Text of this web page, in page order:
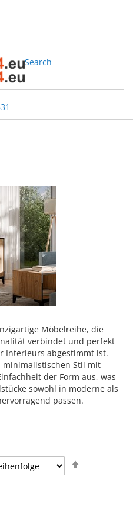
Search
Möbelreihe, die
verbindet und perfekt
Interieurs abgestimmt ist.
minimalistischen Stil mit
der Form aus, was
sowohl in moderne als
passen.
die die
schwarze Streifen an den
betonen den modernen
eines kohärenten und